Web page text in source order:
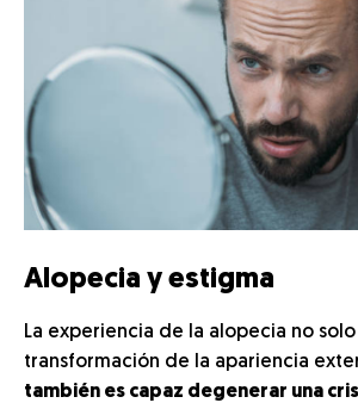
Alopecia y estigma
La experiencia de la alopecia no
transformación de la apariencia
también es capaz degenerar una